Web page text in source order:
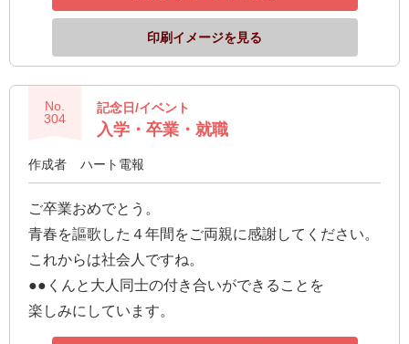
印刷イメージを見る
No.
304
記念日/イベント
入学・卒業・就職
作成者 ハート電報
ご卒業おめでとう。
青春を謳歌した４年間をご両親に感謝してください。
これからは社会人ですね。
●●くんと大人同士の付き合いができることを
楽しみにしています。